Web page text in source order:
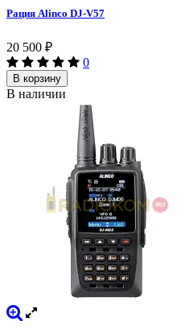
Рация Alinco DJ-V57
20 500 ₽
0
В корзину
В наличии